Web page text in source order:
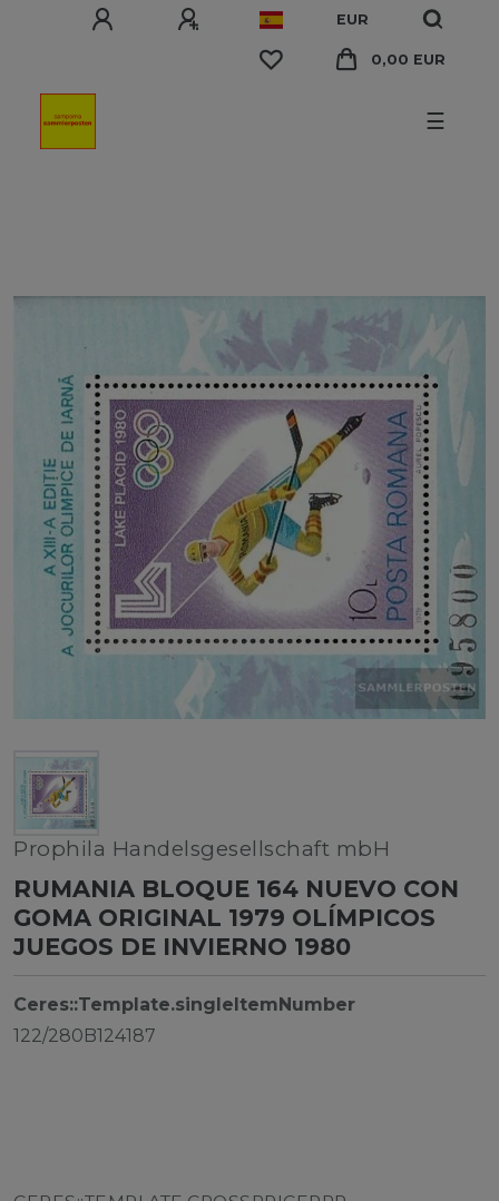
EUR
0,00 EUR
☰
Prophila Handelsgesellschaft mbH
RUMANIA BLOQUE 164 NUEVO CON
GOMA ORIGINAL 1979 OLÍMPICOS
JUEGOS DE INVIERNO 1980
Ceres::Template.singleItemNumber
122/280B124187